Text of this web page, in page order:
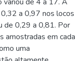
a 0,97 nos locos
de 0,29 a 0,81. Por
amostradas em cada
uma